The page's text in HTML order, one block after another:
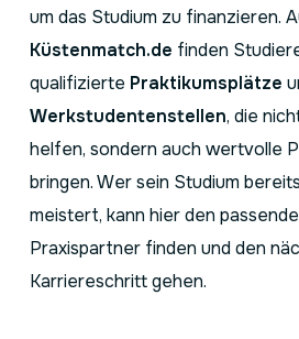
um das Studium zu finanzieren.
Küstenmatch.de finden
qualifizierte Praktikumsplätze
Werkstudentenstellen, die
helfen, sondern auch wertvolle
bringen. Wer sein Studium
meistert, kann hier den
Praxispartner finden und den
Karriereschritt gehen.